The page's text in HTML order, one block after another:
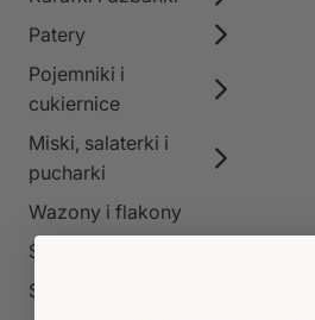
Patery
Pojemniki i
cukiernice
Miski, salaterki i
pucharki
Wazony i flakony
Świeczniki
Stoliki kawowe szklane